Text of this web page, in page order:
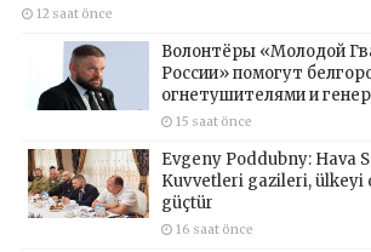
12 saat önce
Волонтёры «Молодой
России» помогут
огнетушителями и
15 saat önce
Evgeny Poddubny: Hava
Kuvvetleri gazileri, ülkeyi
güçtür
16 saat önce